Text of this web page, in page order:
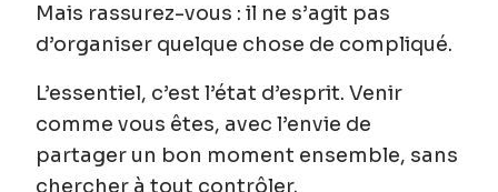
Mais rassurez-vous : il ne s’agit pas
d’organiser quelque chose de compliqué.
L’essentiel, c’est l’état d’esprit. Venir
comme vous êtes, avec l’envie de
partager un bon moment ensemble, sans
chercher à tout contrôler.